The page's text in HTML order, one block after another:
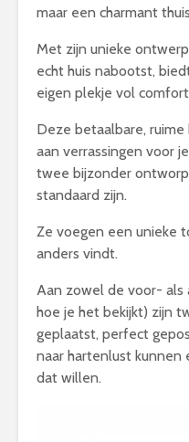
maar een charmant
Met zijn unieke
echt huis nabootst,
eigen plekje vol
Deze betaalbare,
aan verrassingen voor
twee bijzonder
standaard zijn.
Ze voegen een unieke
anders vindt.
Aan zowel de voor- als
hoe je het bekijkt) zijn
geplaatst, perfect
naar hartenlust
dat willen.